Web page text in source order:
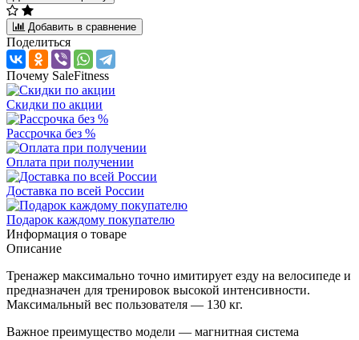
Добавить в сравнение
Поделиться
Почему SaleFitness
Скидки по акции
Рассрочка без %
Оплата при получении
Доставка по всей России
Подарок каждому покупателю
Информация о товаре
Описание
Тренажер максимально точно имитирует езду на велосипеде и
предназначен для тренировок высокой интенсивности.
Максимальный вес пользователя — 130 кг.
Важное преимущество модели — магнитная система